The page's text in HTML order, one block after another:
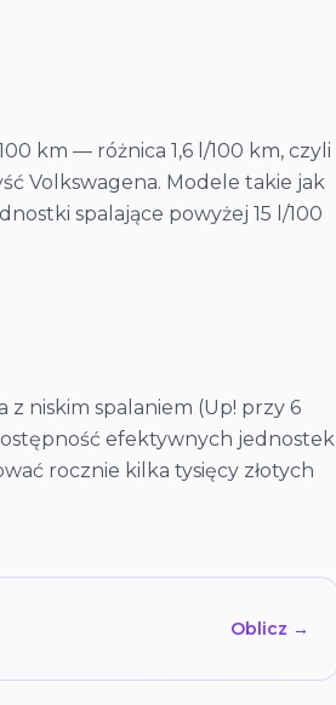
km — różnica 1,6 l/100 km, czyli
Volkswagena. Modele takie jak
spalające powyżej 15 l/100
niskim spalaniem (Up! przy 6
efektywnych jednostek
rocznie kilka tysięcy złotych
Oblicz →